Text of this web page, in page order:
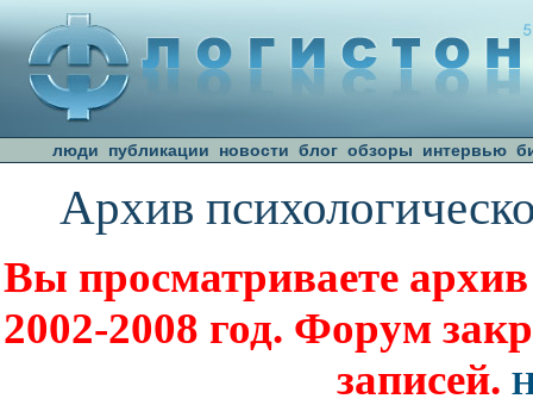
люди публикации новости блог обзоры интервью
Архив
Вы просматриваете
2002-2008 год. Форум
записей.